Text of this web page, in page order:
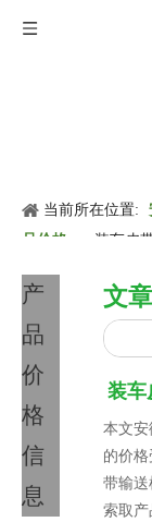
当前所在位置:
品价格
装车皮
产
品
价
格
信
息
文
装车
本文
的价
带输送
索取产